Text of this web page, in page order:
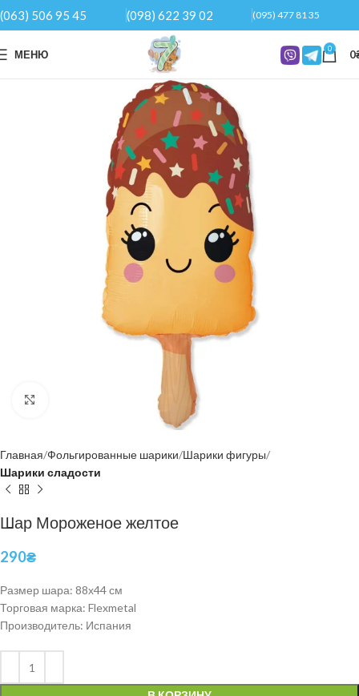
(063) 506 95 45 (098) 622 39 02 (095) 477 81 35
МЕНЮ 0 0
Нажмите, чтобы увеличить
Главная Фольгированные шарики Шарики фигуры
Шарики сладости
Шар Мороженое желтое
290₴
Размер шара: 88х44 см
Торговая марка: Flexmetal
Производитель: Испания